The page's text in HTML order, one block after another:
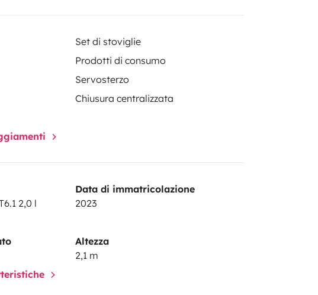
Set di stoviglie
Prodotti di consumo
Servosterzo
Chiusura centralizzata
2,0 l
Data di immatricolazione
2023
Altezza
2,1 m